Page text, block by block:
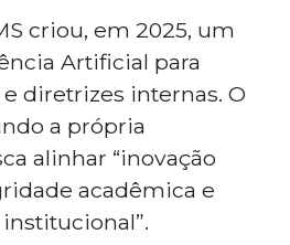
criou, em 2025, um
Artificial para
diretrizes internas. O
a própria
alinhar “inovação
acadêmica e